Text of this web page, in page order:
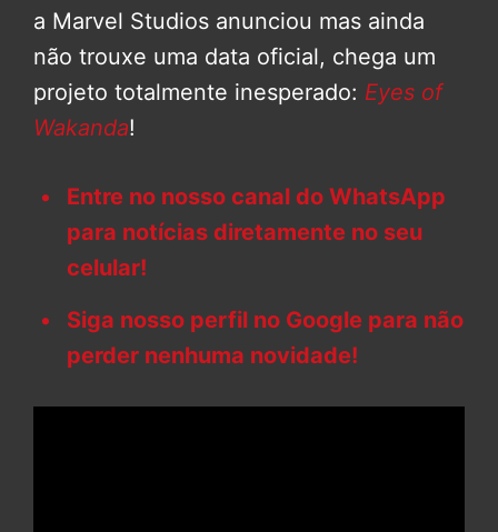
a Marvel Studios anunciou mas ainda
não trouxe uma data oficial, chega um
projeto totalmente inesperado: Eyes of
Wakanda!
Entre no nosso canal do WhatsApp
para notícias diretamente no seu
celular!
Siga nosso perfil no Google para não
perder nenhuma novidade!